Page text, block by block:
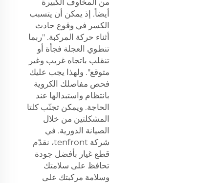
أيضاً. إذ يمكن أن يتسبب
الكسر في وقوع حادث
أثناء حركة المركبة. "ربما
تنطوي العجلة فجأة أو
تنقلب باتجاه غريب وغير
متوقع". ولهذا يجب عليك
فحص مفاصلك الكروية
بانتظام واستبدالها عند
الحاجة. ويمكن تجنّب كلتا
المشكلتين من خلال
الصيانة الدورية. في
شركة tenfront، نقدّم
قطع غيار بأفضل جودة
تحافظ على سلامتك
وسلامة مركبتك على